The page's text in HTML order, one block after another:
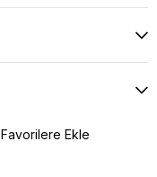
Favorilere Ekle